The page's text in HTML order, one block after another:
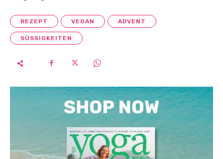
REZEPT VEGAN ADVENT
SÜSSIGKEITEN